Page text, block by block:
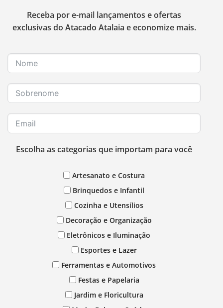
Receba por e-mail lançamentos e ofertas
exclusivas do Atacado Atalaia e economize mais.
Escolha as categorias que importam para você
Artesanato e Costura
Brinquedos e Infantil
Cozinha e Utensílios
Decoração e Organização
Eletrônicos e Iluminação
Esportes e Lazer
Ferramentas e Automotivos
Festas e Papelaria
Jardim e Floricultura